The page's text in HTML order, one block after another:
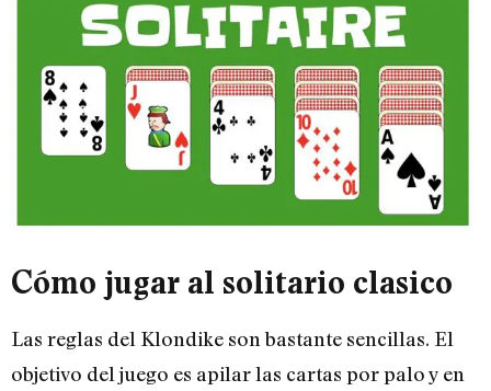
Cómo jugar al solitario clasico
Las reglas del Klondike son bastante sencillas. El
objetivo del juego es apilar las cartas por palo y en